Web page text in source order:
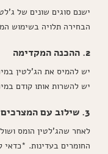
ישנם סוגים שונים של
הבחירה תלויה בשימוש
2. ההכנה המקדימה
יש להמיס את הג'לטין
יש להשרות אותו קודם במים
3. שילוב עם המצרכים
לאחר שהג'לטין הומס
החומרים בעדינות.